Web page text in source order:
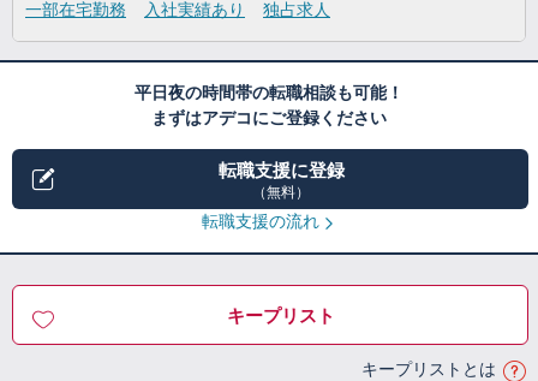
一部在宅勤務
入社実績あり 独占求人
平日夜の時間帯の転職相談も可能！
まずはアデコにご登録ください
転職支援に登録
（無料）
転職支援の流れ
キープリスト
キープリストとは